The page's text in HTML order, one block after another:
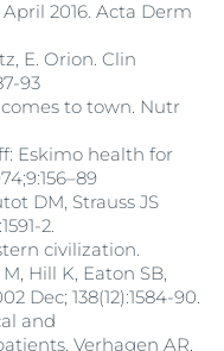
2016. Acta Derm
E. Orion. Clin
93
to town. Nutr
Eskimo health for
DM, Strauss JS
2.
civilization.
Hill K, Eaton SB,
Dec; 138(12):1584-90.
and
Verhagen AR,